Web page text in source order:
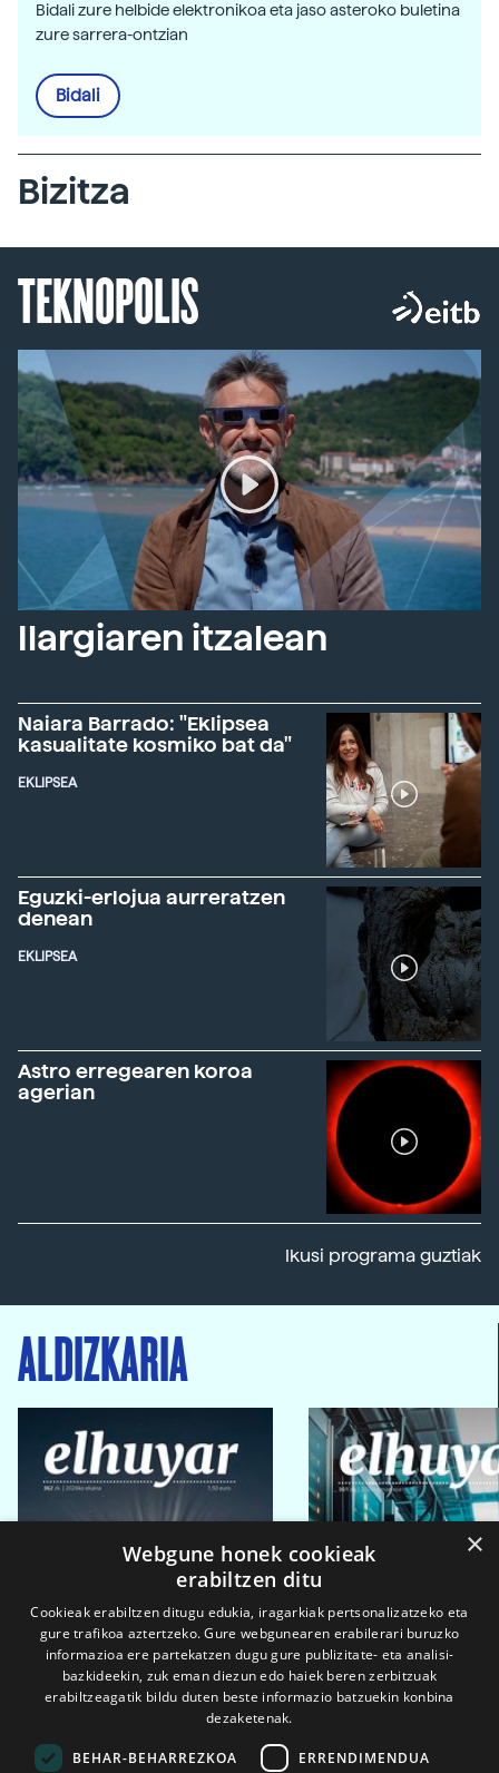
Bidali zure helbide elektronikoa eta jaso asteroko buletina
zure sarrera-ontzian
Bidali
Bizitza
TEKNOPOLIS
Ilargiaren itzalean
Naiara Barrado: "Eklipsea
kasualitate kosmiko bat da"
EKLIPSEA
Eguzki-erlojua aurreratzen
denean
EKLIPSEA
Astro erregearen koroa
agerian
Ikusi programa guztiak
ALDIZKARIA
×
Webgune honek cookieak
erabiltzen ditu
Cookieak erabiltzen ditugu edukia, iragarkiak pertsonalizatzeko eta
gure trafikoa aztertzeko. Gure webgunearen erabilerari buruzko
informazioa ere partekatzen dugu gure publizitate- eta analisi-
bazkideekin, zuk eman diezun edo haiek beren zerbitzuak
erabiltzeagatik bildu duten beste informazio batzuekin konbina
dezaketenak.
BEHAR-BEHARREZKOA ERRENDIMENDUA